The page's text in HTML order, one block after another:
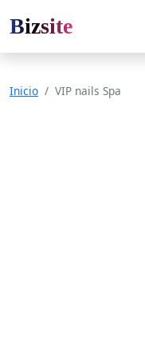
Bizsite
Inicio VIP nails Spa